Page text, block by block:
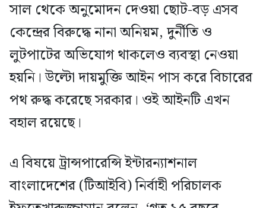
সাল থেকে অনুমোদন দেওয়া ছোট-বড় এসব
কেন্দ্রের বিরুদ্ধে নানা অনিয়ম, দুর্নীতি ও
লুটপাটের অভিযোগ থাকলেও ব্যবস্থা নেওয়া
হয়নি। উল্টো দায়মুক্তি আইন পাস করে বিচারের
পথ রুদ্ধ করেছে সরকার। ওই আইনটি এখন
বহাল রয়েছে।
এ বিষয়ে ট্রান্সপারেন্সি ইন্টারন্যাশনাল
বাংলাদেশের (টিআইবি) নির্বাহী পরিচালক